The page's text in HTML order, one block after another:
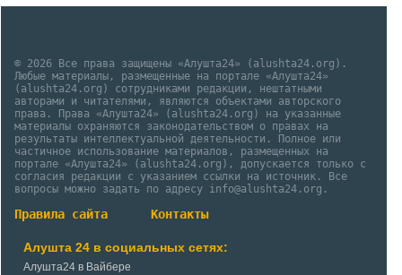
© 2026 Все права защищены «Алушта24» (alushta24.org).
Любые материалы, размещенные на портале «Алушта24»
(alushta24.org) сотрудниками редакции, нештатными
авторами и читателями, являются объектами авторского
права. Права «Алушта24» (alushta24.org) на указанные
материалы охраняются законодательством о правах на
результаты интеллектуальной деятельности. Полное или
частичное использование материалов, размещенных на
портале «Алушта24» (alushta24.org), допускается только с
согласия редакции с указанием ссылки на источник. Все
вопросы можно задать по адресу info@alushta24.org.
Правила сайта Контакты
Алушта 24 в социальных сетях:
Алушта24 в Вайбере